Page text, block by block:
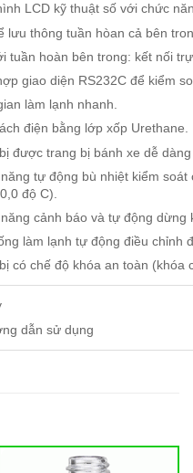
LCD kỹ thuật số với chức
lưu thông tuần hòan cả bên
tuần hoàn bên trong: kết nối
giao diện RS232C để kiểm
làm lạnh nhanh.
điện bằng lớp xốp Urethane.
được trang bị bánh xe dễ
tự động bù nhiệt kiểm
độ C).
cảnh báo và tự động dừng
làm lạnh tự động điều chỉnh
có chế độ khóa an toàn (khóa
dẫn sử dụng